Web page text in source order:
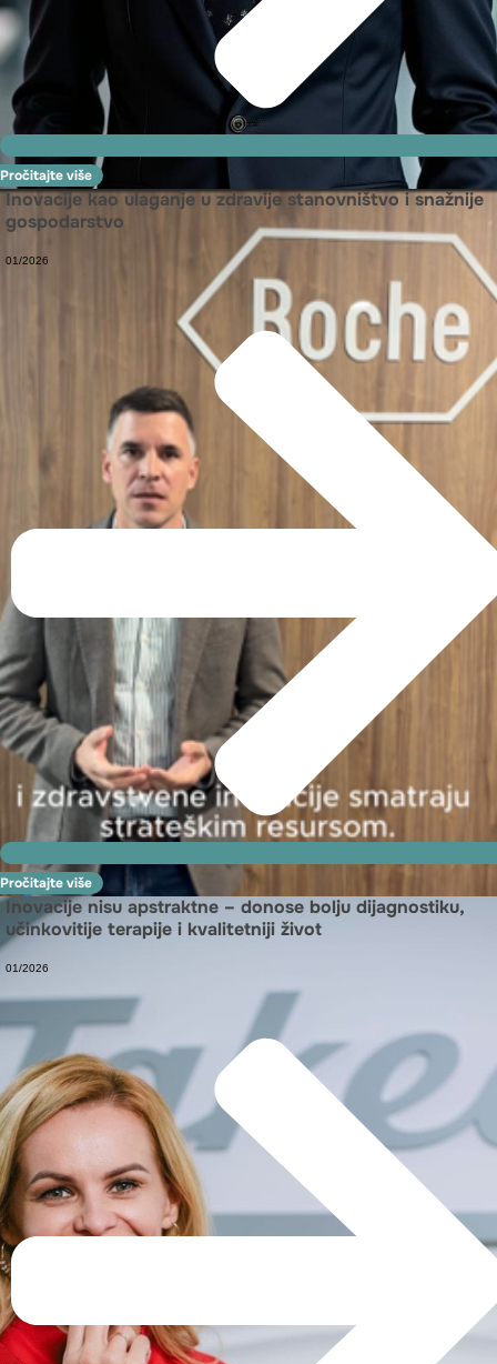
Pročitajte više
Inovacije kao ulaganje u zdravije stanovništvo i snažnije
gospodarstvo
01/2026
Pročitajte više
Inovacije nisu apstraktne – donose bolju dijagnostiku,
učinkovitije terapije i kvalitetniji život
01/2026